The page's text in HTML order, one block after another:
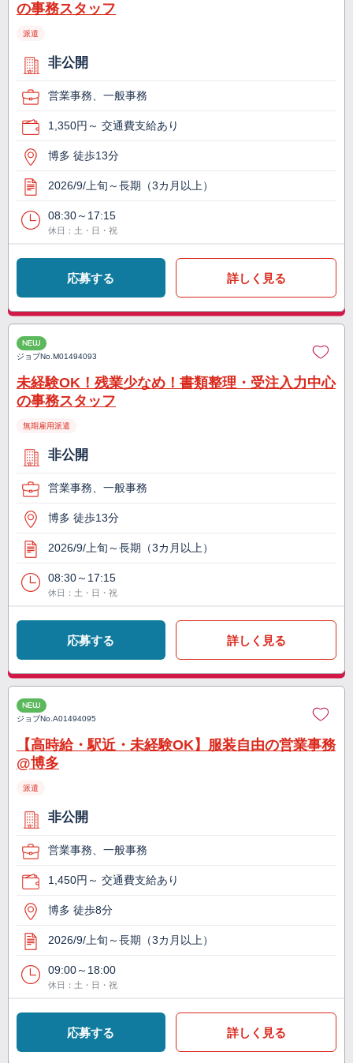
の事務スタッフ
派遣
非公開
営業事務、一般事務
1,350円～ 交通費支給あり
博多 徒歩13分
2026/9/上旬～長期（3カ月以上）
08:30～17:15
休日：土・日・祝
応募する 詳しく見る
NEW
ジョブNo.M01494093
未経験OK！残業少なめ！書類整理・受注入力中心
の事務スタッフ
無期雇用派遣
非公開
営業事務、一般事務
博多 徒歩13分
2026/9/上旬～長期（3カ月以上）
08:30～17:15
休日：土・日・祝
応募する 詳しく見る
NEW
ジョブNo.A01494095
【高時給・駅近・未経験OK】服装自由の営業事務
@博多
派遣
非公開
営業事務、一般事務
1,450円～ 交通費支給あり
博多 徒歩8分
2026/9/上旬～長期（3カ月以上）
09:00～18:00
休日：土・日・祝
応募する 詳しく見る